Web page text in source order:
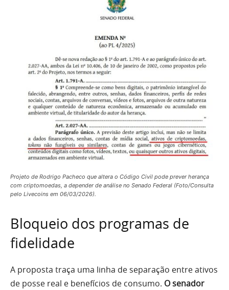
Projeto de Rodrigo Pacheco que altera o Código Civil pode prever herança
com criptomoedas, a depender de análise no Senado Federal (Foto/Consulta
pelo Livecoins em 06/03/2026).
Bloqueio dos programas de
fidelidade
A proposta traça uma linha de separação entre ativos
de posse real e benefícios de consumo. O senador